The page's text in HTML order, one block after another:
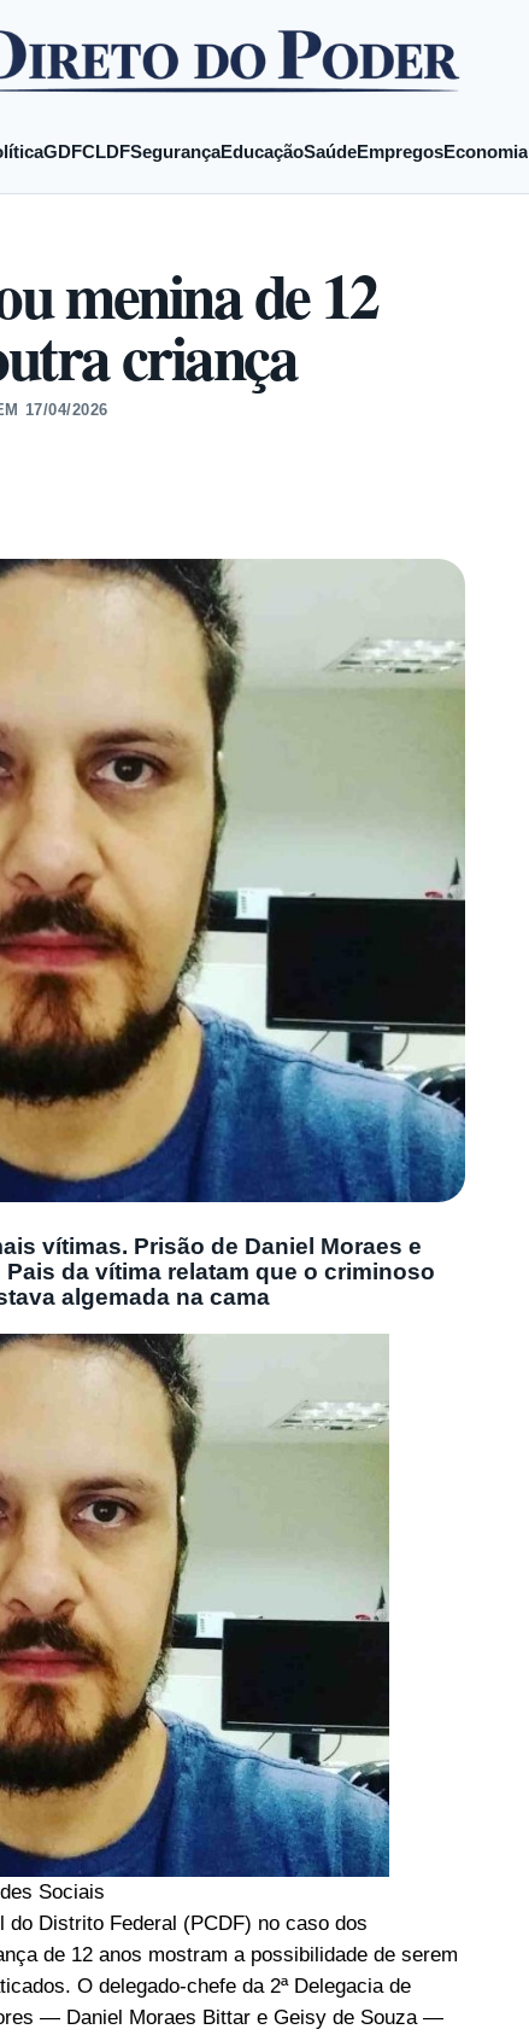
GDFCLDFSegurançaEducaçãoSaúdeEmpregosEconomia
menina de 12
criança
17/04/2026
vítimas. Prisão de Daniel Moraes e
da vítima relatam que o criminoso
algemada na cama
Sociais
Distrito Federal (PCDF) no caso dos
de 12 anos mostram a possibilidade de serem
O delegado-chefe da 2ª Delegacia de
— Daniel Moraes Bittar e Geisy de Souza —